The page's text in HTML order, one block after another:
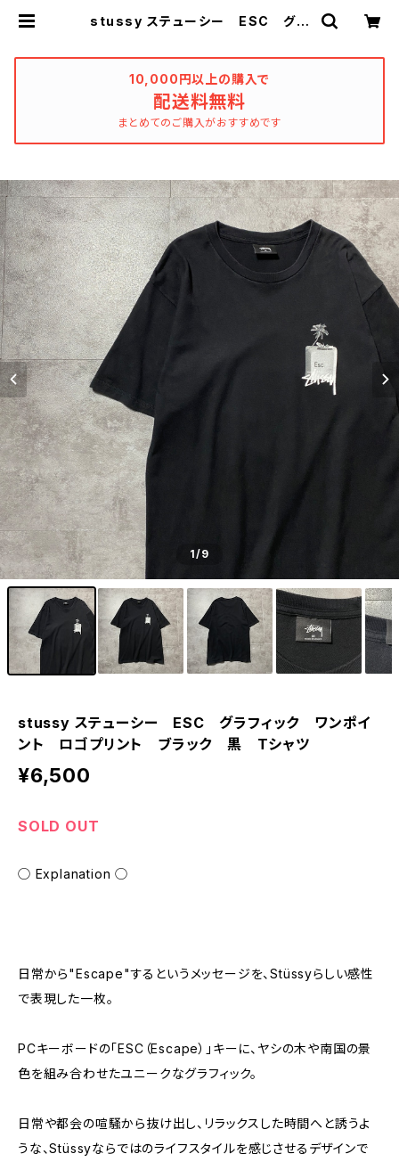
stussy ステューシー ESC グラ
clothing_katharsis
10,000円以上の購入で
配送料無料
まとめてのご購入がおすすめです
1/9
stussy ステューシー ESC グラフィック ワンポイ
ント ロゴプリント ブラック 黒 Tシャツ
¥6,500
SOLD OUT
◯ Explanation ◯
日常から"Escape"するというメッセージを、Stüssyらしい感性
で表現した一枚。
PCキーボードの「ESC（Escape）」キーに、ヤシの木や南国の景
色を組み合わせたユニークなグラフィック。
日常や都会の喧騒から抜け出し、リラックスした時間へと誘うよ
うな、Stüssyならではのライフスタイルを感じさせるデザインで